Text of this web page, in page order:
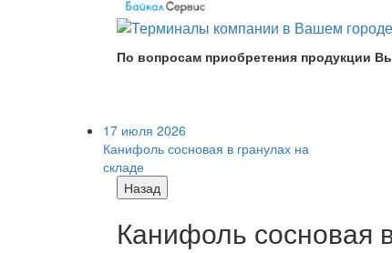
По вопросам приобретения продукции
17 июля 2026
Канифоль сосновая в гранулах на
складе
Назад
Канифоль сосновая